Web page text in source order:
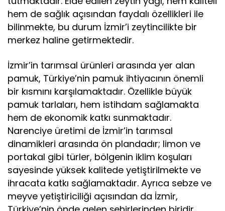
hem de sağlık açısından faydalı özellikleri ile
bilinmekte, bu durum İzmir’i zeytincilikte bir
merkez haline getirmektedir.
İzmir’in tarımsal ürünleri arasında yer alan
pamuk, Türkiye’nin pamuk ihtiyacının önemli
bir kısmını karşılamaktadır. Özellikle büyük
pamuk tarlaları, hem istihdam sağlamakta
hem de ekonomik katkı sunmaktadır.
Narenciye üretimi de İzmir’in tarımsal
dinamikleri arasında ön plandadır; limon ve
portakal gibi türler, bölgenin iklim koşuları
sayesinde yüksek kalitede yetiştirilmekte ve
ihracata katkı sağlamaktadır. Ayrıca sebze ve
meyve yetiştiriciliği açısından da İzmir,